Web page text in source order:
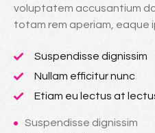
voluptatem accusantium
totam rem aperiam, eaque
Suspendisse dignissim
Nullam efficitur nunc
Etiam eu lectus at
Suspendisse dignissim